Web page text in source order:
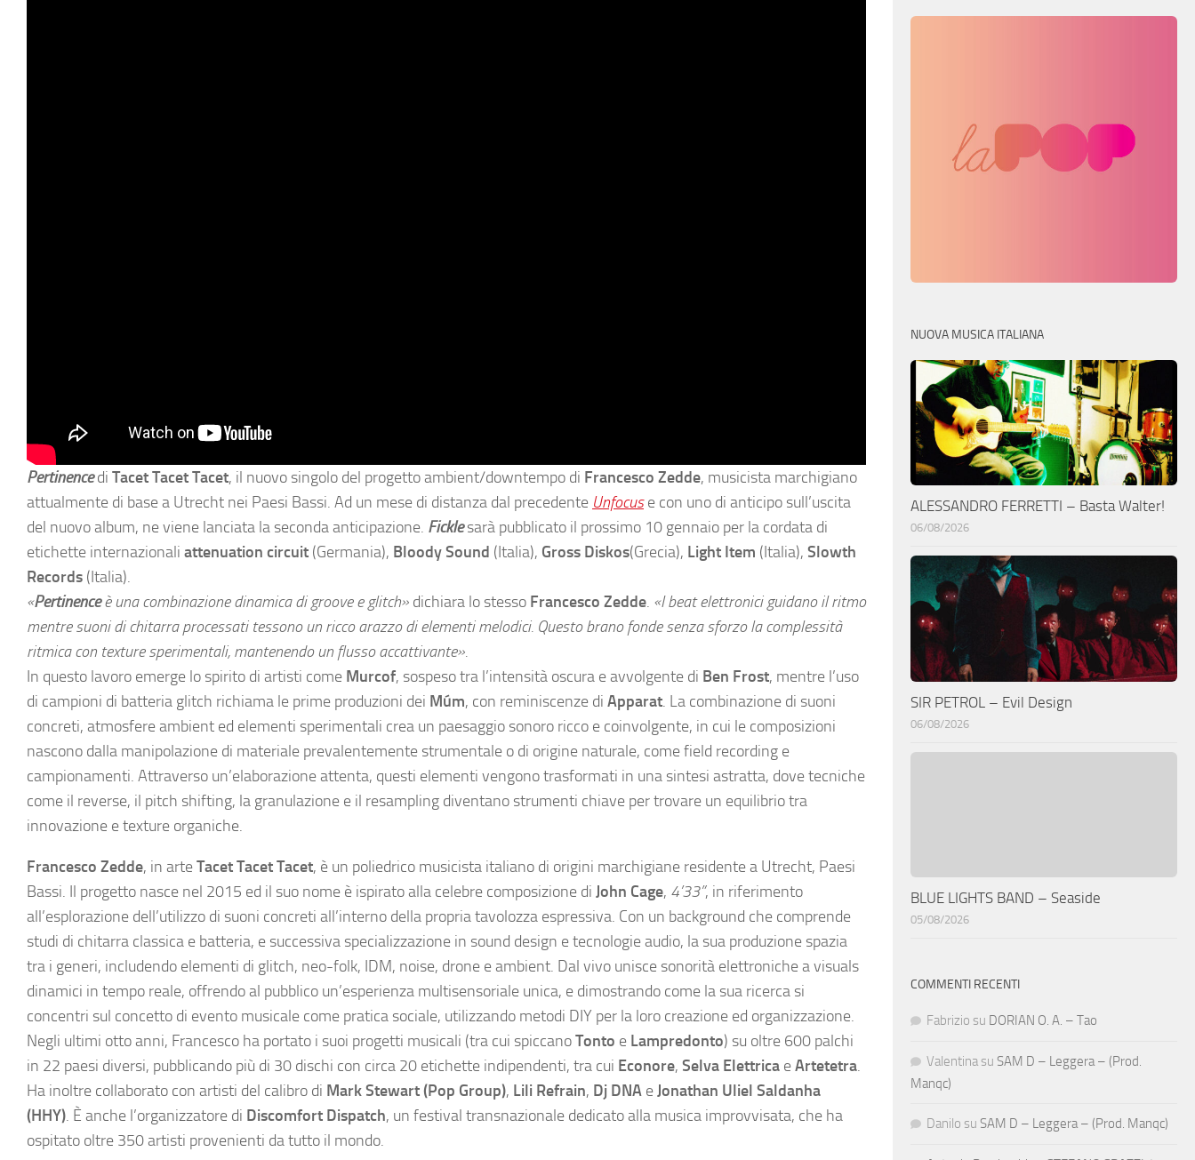
Pertinencedi Tacet Tacet Tacet, il nuovo singolo del progetto ambient/downtempo di Francesco Zedde, musicista marchigiano
attualmente di base a Utrecht nei Paesi Bassi. Ad un mese di distanza dal precedente Unfocuse con uno di anticipo sull’uscita
del nuovo album, ne viene lanciata la seconda anticipazione. Ficklesarà pubblicato il prossimo 10 gennaio per la cordata di
etichette internazionali attenuation circuit (Germania), Bloody Sound (Italia), Gross Diskos(Grecia), Light Item (Italia), Slowth
Records (Italia).
«Pertinenceè una combinazione dinamica di groove e glitch» dichiara lo stesso Francesco Zedde. «I beat elettronici guidano il ritmo
mentre suoni di chitarra processati tessono un ricco arazzo di elementi melodici. Questo brano fonde senza sforzo la complessità
ritmica con texture sperimentali, mantenendo un flusso accattivante».
In questo lavoro emerge lo spirito di artisti come Murcof, sospeso tra l’intensità oscura e avvolgente di Ben Frost, mentre l’uso
di campioni di batteria glitch richiama le prime produzioni dei Múm, con reminiscenze di Apparat. La combinazione di suoni
concreti, atmosfere ambient ed elementi sperimentali crea un paesaggio sonoro ricco e coinvolgente, in cui le composizioni
nascono dalla manipolazione di materiale prevalentemente strumentale o di origine naturale, come field recording e
campionamenti. Attraverso un’elaborazione attenta, questi elementi vengono trasformati in una sintesi astratta, dove tecniche
come il reverse, il pitch shifting, la granulazione e il resampling diventano strumenti chiave per trovare un equilibrio tra
innovazione e texture organiche.
Francesco Zedde, in arteTacet Tacet Tacet, è un poliedrico musicista italiano di origini marchigiane residente a Utrecht, Paesi
Bassi. Il progetto nasce nel 2015 ed il suo nome è ispirato alla celebre composizione di John Cage, 4’33”, in riferimento
all’esplorazione dell’utilizzo di suoni concreti all’interno della propria tavolozza espressiva. Con un background che comprende
studi di chitarra classica e batteria, e successiva specializzazione in sound design e tecnologie audio, la sua produzione spazia
tra i generi, includendo elementi di glitch, neo-folk, IDM, noise, drone e ambient. Dal vivo unisce sonorità elettroniche a visuals
dinamici in tempo reale, offrendo al pubblico un’esperienza multisensoriale unica, e dimostrando come la sua ricerca si
concentri sul concetto di evento musicale come pratica sociale, utilizzando metodi DIY per la loro creazione ed organizzazione.
Negli ultimi otto anni, Francesco ha portato i suoi progetti musicali (tra cui spiccanoTonto e Lampredonto) su oltre 600 palchi
in 22 paesi diversi, pubblicando più di 30 dischi con circa 20 etichette indipendenti, tra cui Econore, Selva Elettrica eArtetetra.
Ha inoltre collaborato con artisti del calibro di Mark Stewart (Pop Group), Lili Refrain, Dj DNA eJonathan Uliel Saldanha
(HHY). È anche l’organizzatore di Discomfort Dispatch, un festival transnazionale dedicato alla musica improvvisata, che ha
ospitato oltre 350 artisti provenienti da tutto il mondo.
NUOVA MUSICA ITALIANA
ALESSANDRO FERRETTI – Basta Walter!
06/08/2026
SIR PETROL – Evil Design
06/08/2026
BLUE LIGHTS BAND – Seaside
05/08/2026
COMMENTI RECENTI
Fabrizio su DORIAN O. A. – Tao
Valentina su SAM D – Leggera – (Prod.
Manqc)
Danilo su SAM D – Leggera – (Prod. Manqc)